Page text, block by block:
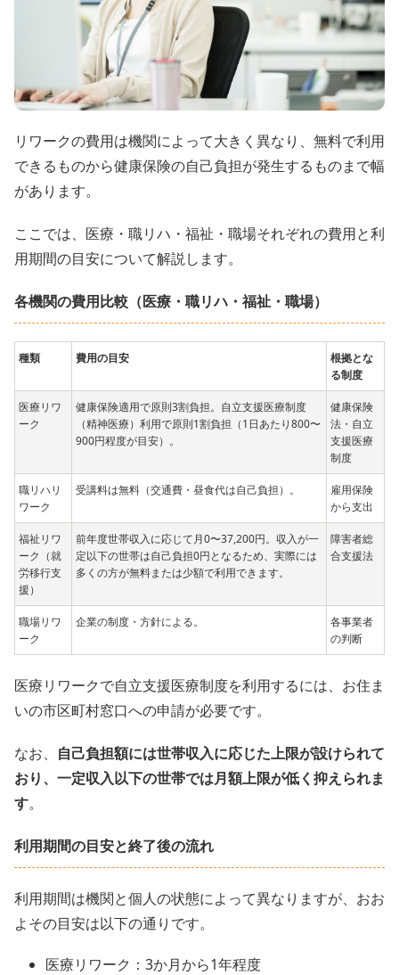
リワークの費用は機関によって大きく異なり、無料で利用
できるものから健康保険の自己負担が発生するものまで幅
があります。
ここでは、医療・職リハ・福祉・職場それぞれの費用と利
用期間の目安について解説します。
各機関の費用比較（医療・職リハ・福祉・職場）
種類 費用の目安
根拠とな
る制度
医療リワ
ーク
健康保険適用で原則3割負担。自立支援医療制度
（精神医療）利用で原則1割負担（1日あたり800〜
900円程度が目安）。
健康保険
法・自立
支援医療
制度
職リハリ
ワーク
受講料は無料（交通費・昼食代は自己負担）。
雇用保険
から支出
福祉リワ
ーク（就
労移行支
援）
前年度世帯収入に応じて月0〜37,200円。収入が一
定以下の世帯は自己負担0円となるため、実際には
多くの方が無料または少額で利用できます。
障害者総
合支援法
職場リワ
ーク
企業の制度・方針による。
各事業者
の判断
医療リワークで自立支援医療制度を利用するには、お住ま
いの市区町村窓口への申請が必要です。
なお、 自己負担額には世帯収入に応じた上限が設けられて
おり、一定収入以下の世帯では月額上限が低く抑えられま
す。
利用期間の目安と終了後の流れ
利用期間は機関と個人の状態によって異なりますが、おお
よその目安は以下の通りです。
医療リワーク：3か月から1年程度